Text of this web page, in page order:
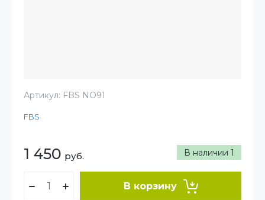
Артикул: FBS NO91
FBS
В наличии 1
1 450 руб.
В корзину